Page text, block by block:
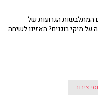
המתלבשות הגרועות של
מיקי בוגנים? האזינו לשיחה
ציבור